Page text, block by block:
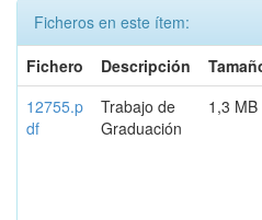
Ficheros en este ítem:
Fichero
Descripción
12755.p
df
Trabajo de
Graduación
1,3 MB